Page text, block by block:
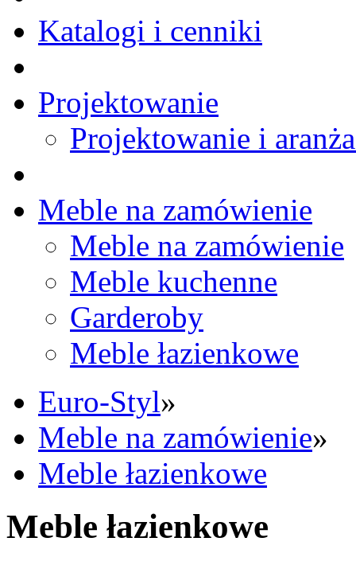
Katalogi i cenniki
Projektowanie
Projektowanie i
Meble na zamówienie
Meble na zamówienie
Meble kuchenne
Garderoby
Meble łazienkowe
Euro-Styl»
Meble na zamówienie»
Meble łazienkowe
Meble łazienkowe